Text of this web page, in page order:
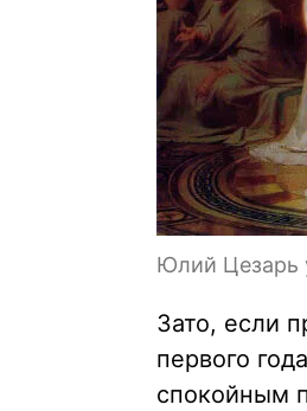
Юлий Цезарь
Зато, если
первого
спокойным